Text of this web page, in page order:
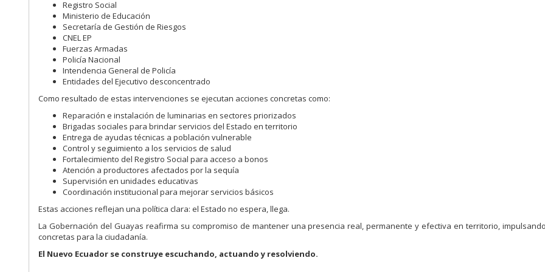
Registro Social
Ministerio de Educación
Secretaría de Gestión de Riesgos
CNEL EP
Fuerzas Armadas
Policía Nacional
Intendencia General de Policía
Entidades del Ejecutivo desconcentrado
Como resultado de estas intervenciones se ejecutan acciones concretas como:
Reparación e instalación de luminarias en sectores priorizados
Brigadas sociales para brindar servicios del Estado en territorio
Entrega de ayudas técnicas a población vulnerable
Control y seguimiento a los servicios de salud
Fortalecimiento del Registro Social para acceso a bonos
Atención a productores afectados por la sequía
Supervisión en unidades educativas
Coordinación institucional para mejorar servicios básicos
Estas acciones reflejan una política clara: el Estado no espera, llega.
La Gobernación del Guayas reafirma su compromiso de mantener una presencia real, permanente y efectiva en territorio,
concretas para la ciudadanía.
El Nuevo Ecuador se construye escuchando, actuando y resolviendo.